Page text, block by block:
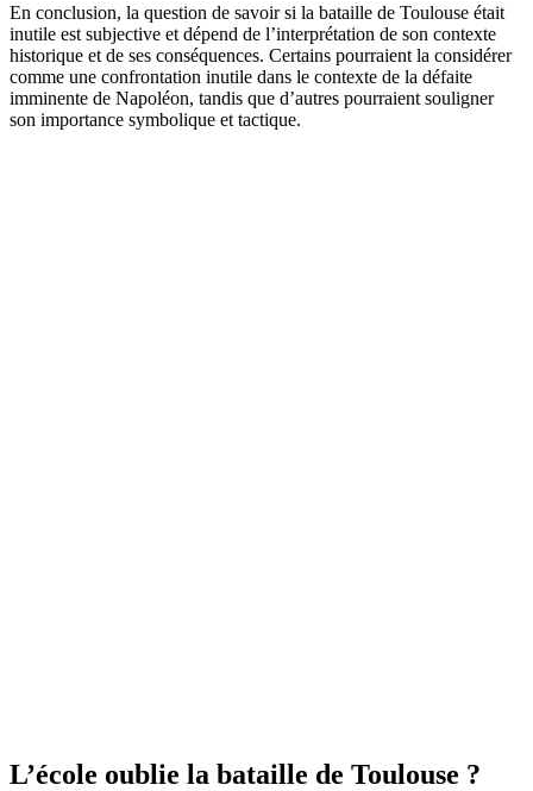
En conclusion, la question de savoir si la bataille de Toulouse était
inutile est subjective et dépend de l’interprétation de son contexte
historique et de ses conséquences. Certains pourraient la considérer
comme une confrontation inutile dans le contexte de la défaite
imminente de Napoléon, tandis que d’autres pourraient souligner
son importance symbolique et tactique.
L’école oublie la bataille de Toulouse ?